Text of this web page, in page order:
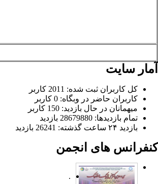
آمار سایت
کل کاربران ثبت شده: 2011 کاربر
کاربران حاضر در وبگاه: 0 کاربر
میهمانان در حال بازدید: 150 کاربر
تمام بازدید‌ها: 28679880 بازدید
بازدید ۲۴ ساعت گذشته: 26241 بازدید
کنفرانس های انجمن
.